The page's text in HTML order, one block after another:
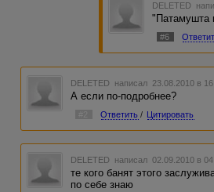
DELETED
"Патамушта
#6
DELETED написал 23.08.2010 в
А если по-подробнее?
Ответить / Цитировать
DELETED написал 02.09.2010 в
те кого банят этого
по себе знаю